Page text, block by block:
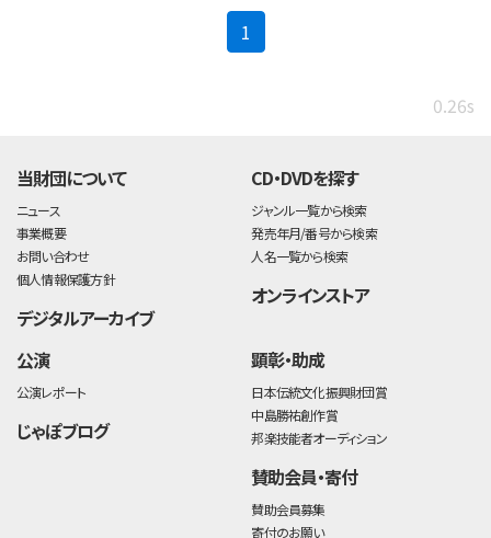
1
0.26s
当財団について
ニュース
事業概要
お問い合わせ
個人情報保護方針
デジタルアーカイブ
CD・DVDを探す
ジャンル一覧から検索
発売年月/番号から検索
人名一覧から検索
オンラインストア
公演
公演レポート
じゃぽブログ
顕彰・助成
日本伝統文化振興財団賞
中島勝祐創作賞
邦楽技能者オーディション
賛助会員・寄付
賛助会員募集
寄付のお願い